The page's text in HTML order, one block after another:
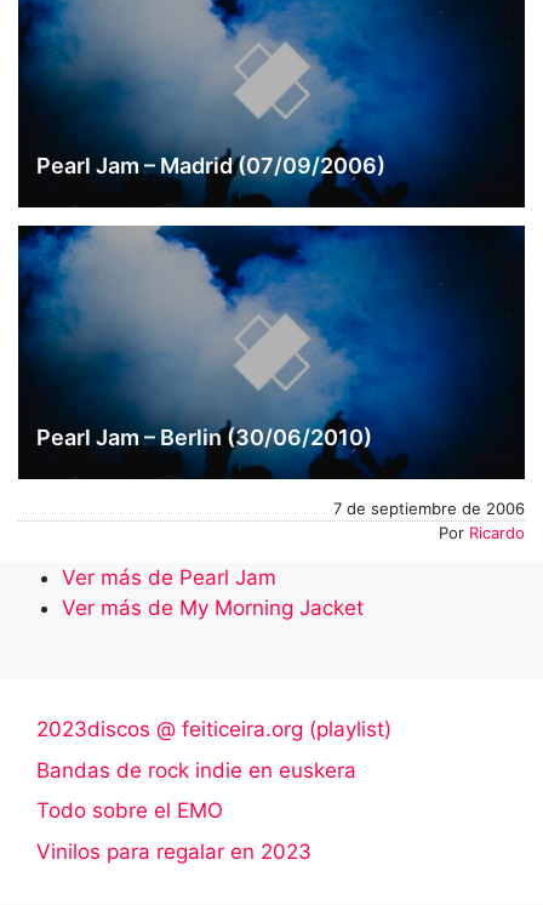
Pearl Jam – Madrid (07/09/2006)
Pearl Jam – Berlin (30/06/2010)
7 de septiembre de 2006
Por Ricardo
Ver más de Pearl Jam
Ver más de My Morning Jacket
2023discos @ feiticeira.org (playlist)
Bandas de rock indie en euskera
Todo sobre el EMO
Vinilos para regalar en 2023